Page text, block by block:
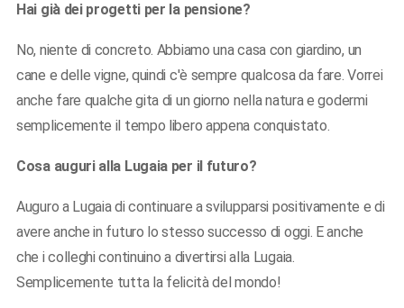
Hai già dei progetti per la pensione?
No, niente di concreto. Abbiamo una casa con giardino, un
cane e delle vigne, quindi c'è sempre qualcosa da fare. Vorrei
anche fare qualche gita di un giorno nella natura e godermi
semplicemente il tempo libero appena conquistato.
Cosa auguri alla Lugaia per il futuro?
Auguro a Lugaia di continuare a svilupparsi positivamente e di
avere anche in futuro lo stesso successo di oggi. E anche
che i colleghi continuino a divertirsi alla Lugaia.
Semplicemente tutta la felicità del mondo!